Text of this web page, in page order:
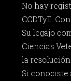
No hay
CCDTyE.
Su legajo
Ciencias
la resolución
Si conociste